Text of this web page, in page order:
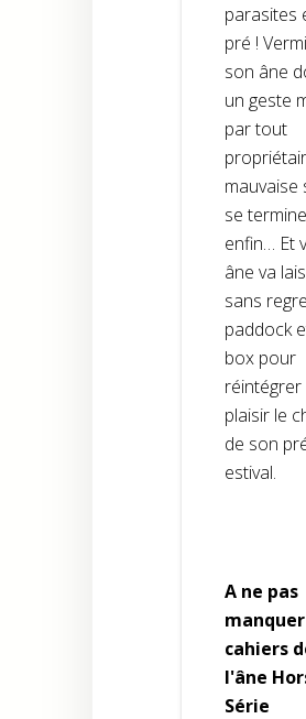
parasites
pré !
son âne
un geste
par tout
mauvaise
se termine
enfin… Et
âne va
sans
paddock
box pour
réintégrer
plaisir le
de son
estival.
A ne pas
manquer
cahiers
l'âne
Série